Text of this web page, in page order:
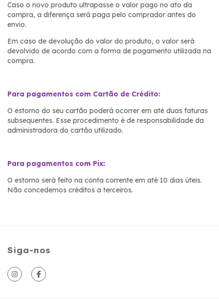
Caso o novo produto ultrapasse o valor pago no ato da
compra, a diferença será paga pelo comprador antes do
envio.
Em caso de devolução do valor do produto, o valor será
devolvido de acordo com a forma de pagamento utilizada na
compra.
Para pagamentos com Cartão de Crédito:
O estorno do seu cartão poderá ocorrer em até duas faturas
subsequentes. Esse procedimento é de responsabilidade da
administradora do cartão utilizado.
Para pagamentos com Pix:
O estorno será feito na conta corrente em até 10 dias úteis.
Não concedemos créditos a terceiros.
Siga-nos